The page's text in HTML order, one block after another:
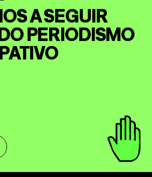
A SEGUIR
PERIODISMO